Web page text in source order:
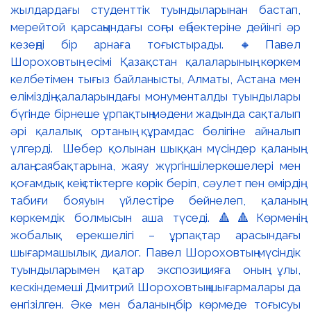
жылдардағы студенттік туындыларынан бастап,
мерейтой қарсаңындағы соңғы еңбектеріне дейінгі әр
кезеңді бір арнаға тоғыстырады. 🔸Павел
Шороховтың есімі Қазақстан қалаларының көркем
келбетімен тығыз байланысты, Алматы, Астана мен
еліміздің қалаларындағы монументалды туындылары
бүгінде бірнеше ұрпақтың мәдени жадында сақталып
әрі қалалық ортаның құрамдас бөлігіне айналып
үлгерді. Шебер қолынан шыққан мүсіндер қаланың
алаң-саябақтарына, жаяу жүргіншілеркөшелері мен
қоғамдық кеңістіктерге көрік беріп, сәулет пен өмірдің
табиғи бояуын үйлестіре бейнелеп, қаланың
көркемдік болмысын аша түседі. 🔺🔺Көрменің
жобалық ерекшелігі – ұрпақтар арасындағы
шығармашылық диалог. Павел Шороховтың мүсіндік
туындыларымен қатар экспозицияға оның ұлы,
кескіндемеші Дмитрий Шороховтың шығармалары да
енгізілген. Әке мен баланың бір көрмеде тоғысуы